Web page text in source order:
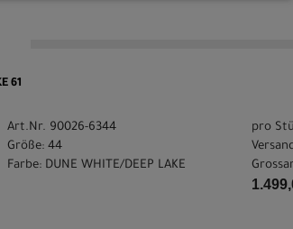
61
Art.Nr. 90026-6344
Größe: 44
Farbe: DUNE WHITE/DEEP LAKE
pro